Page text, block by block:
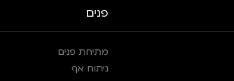
פנים
מתיחת פנים
ניתוח אף